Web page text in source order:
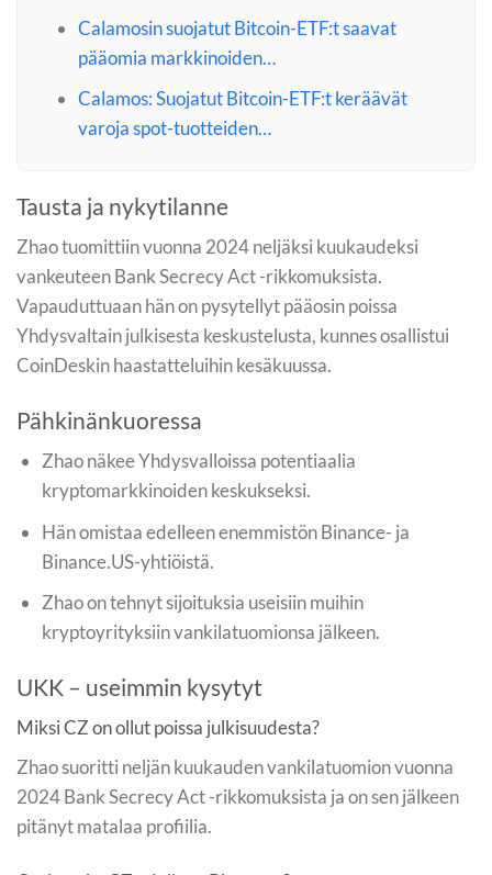
Calamosin suojatut Bitcoin-ETF:t saavat
pääomia markkinoiden…
Calamos: Suojatut Bitcoin-ETF:t keräävät
varoja spot-tuotteiden…
Tausta ja nykytilanne
Zhao tuomittiin vuonna 2024 neljäksi kuukaudeksi
vankeuteen Bank Secrecy Act -rikkomuksista.
Vapauduttuaan hän on pysytellyt pääosin poissa
Yhdysvaltain julkisesta keskustelusta, kunnes osallistui
CoinDeskin haastatteluihin kesäkuussa.
Pähkinänkuoressa
Zhao näkee Yhdysvalloissa potentiaalia
kryptomarkkinoiden keskukseksi.
Hän omistaa edelleen enemmistön Binance- ja
Binance.US-yhtiöistä.
Zhao on tehnyt sijoituksia useisiin muihin
kryptoyrityksiin vankilatuomionsa jälkeen.
UKK – useimmin kysytyt
Miksi CZ on ollut poissa julkisuudesta?
Zhao suoritti neljän kuukauden vankilatuomion vuonna
2024 Bank Secrecy Act -rikkomuksista ja on sen jälkeen
pitänyt matalaa profiilia.